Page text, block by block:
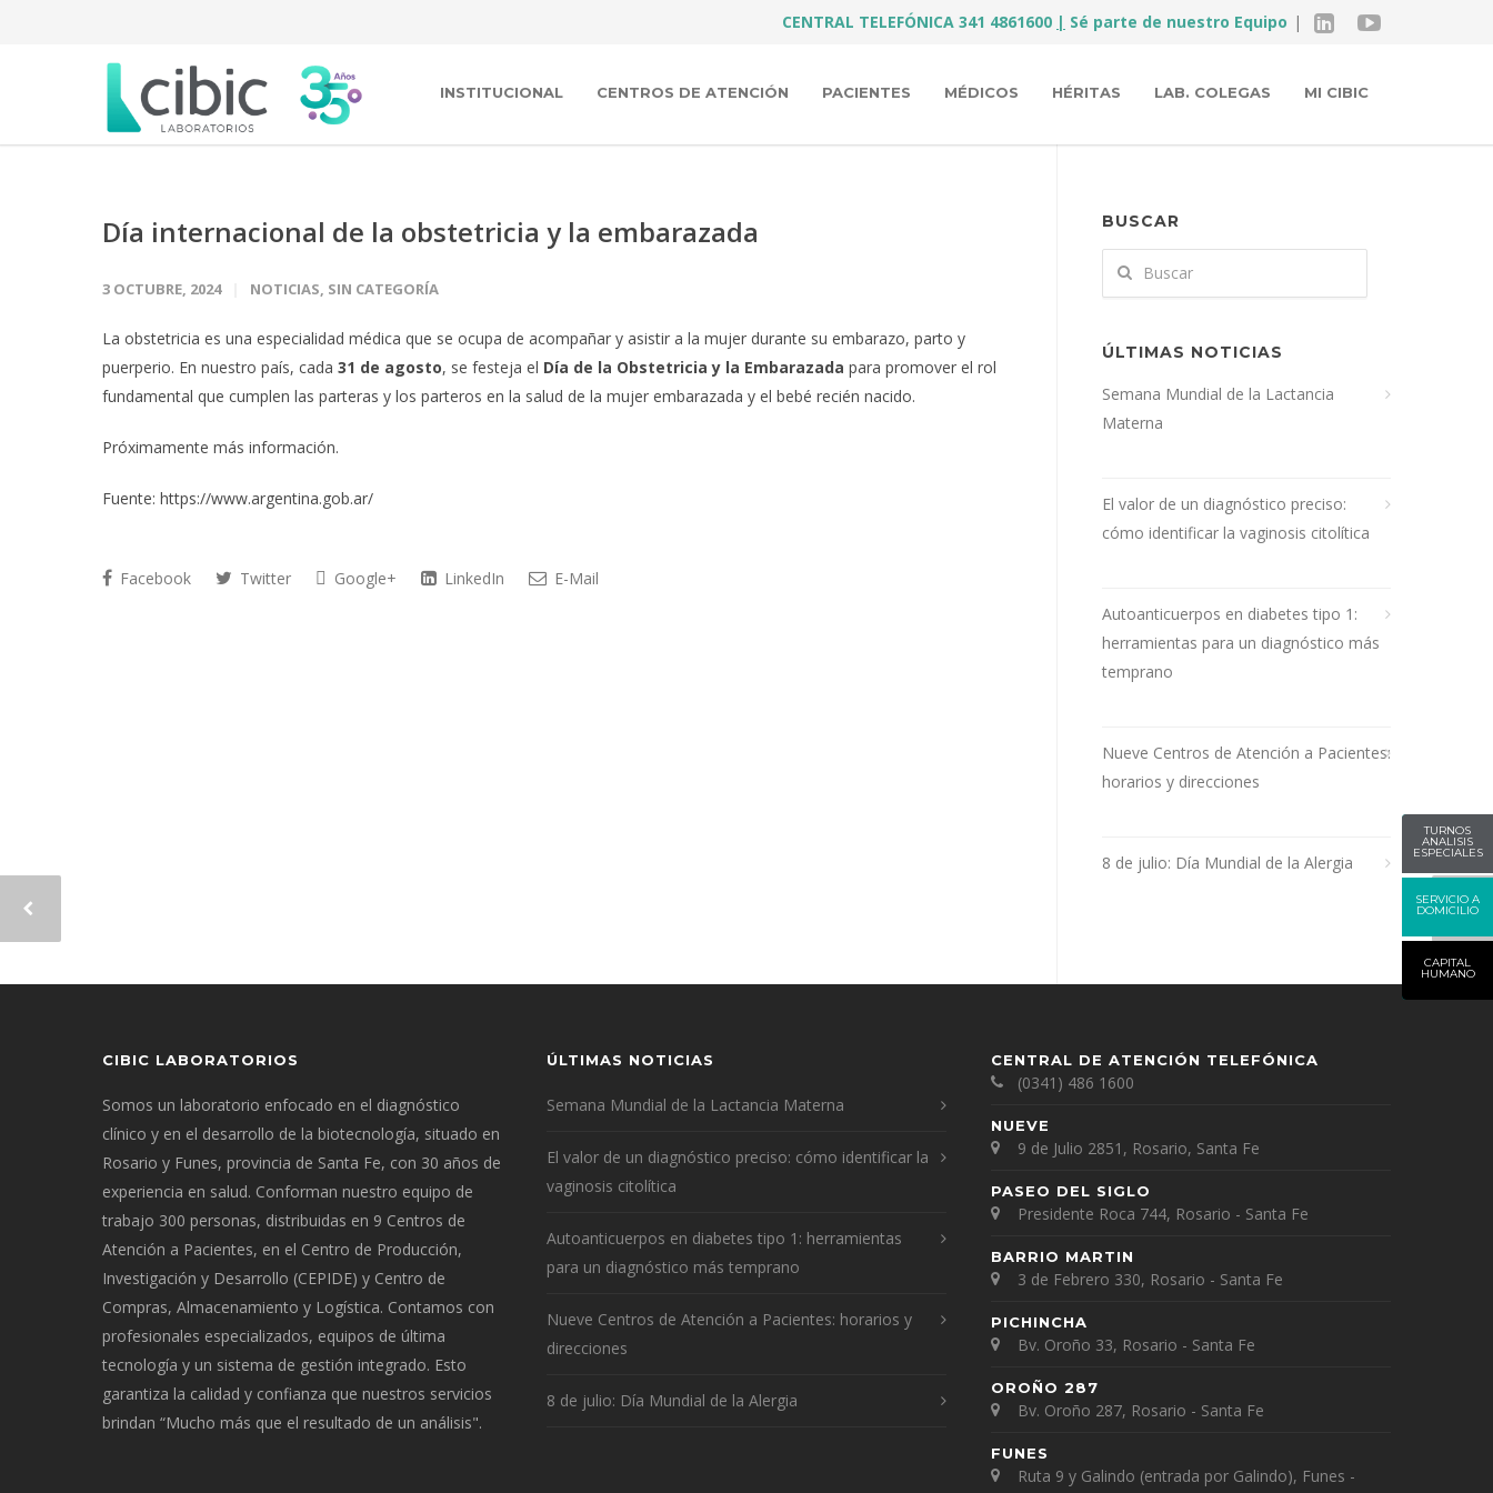
CENTRAL TELEFÓNICA 341 4861600 | Sé parte de nuestro Equipo
INSTITUCIONAL CENTROS DE ATENCIÓN PACIENTES MÉDICOS HÉRITAS LAB. COLEGAS MI CIBIC
Día internacional de la obstetricia y la embarazada
3 OCTUBRE, 2024 NOTICIAS, SIN CATEGORÍA
La obstetricia es una especialidad médica que se ocupa de acompañar y asistir a la mujer durante su embarazo, parto y
puerperio. En nuestro país, cada 31 de agosto, se festeja el Día de la Obstetricia y la Embarazada para promover el rol
fundamental que cumplen las parteras y los parteros en la salud de la mujer embarazada y el bebé recién nacido.
Próximamente más información.
Fuente: https://www.argentina.gob.ar/
Facebook Twitter Google+ LinkedIn E-Mail
BUSCAR
ÚLTIMAS NOTICIAS
Semana Mundial de la Lactancia
Materna
El valor de un diagnóstico preciso:
cómo identificar la vaginosis citolítica
Autoanticuerpos en diabetes tipo 1:
herramientas para un diagnóstico más
temprano
Nueve Centros de Atención a Pacientes:
horarios y direcciones
8 de julio: Día Mundial de la Alergia
CIBIC LABORATORIOS
Somos un laboratorio enfocado en el diagnóstico
clínico y en el desarrollo de la biotecnología, situado en
Rosario y Funes, provincia de Santa Fe, con 30 años de
experiencia en salud. Conforman nuestro equipo de
trabajo 300 personas, distribuidas en 9 Centros de
Atención a Pacientes, en el Centro de Producción,
Investigación y Desarrollo (CEPIDE) y Centro de
Compras, Almacenamiento y Logística. Contamos con
profesionales especializados, equipos de última
tecnología y un sistema de gestión integrado. Esto
garantiza la calidad y confianza que nuestros servicios
brindan “Mucho más que el resultado de un análisis".
ÚLTIMAS NOTICIAS
Semana Mundial de la Lactancia Materna
El valor de un diagnóstico preciso: cómo identificar la
vaginosis citolítica
Autoanticuerpos en diabetes tipo 1: herramientas
para un diagnóstico más temprano
Nueve Centros de Atención a Pacientes: horarios y
direcciones
8 de julio: Día Mundial de la Alergia
CENTRAL DE ATENCIÓN TELEFÓNICA
(0341) 486 1600
NUEVE
9 de Julio 2851, Rosario, Santa Fe
PASEO DEL SIGLO
Presidente Roca 744, Rosario - Santa Fe
BARRIO MARTIN
3 de Febrero 330, Rosario - Santa Fe
PICHINCHA
Bv. Oroño 33, Rosario - Santa Fe
OROÑO 287
Bv. Oroño 287, Rosario - Santa Fe
FUNES
Ruta 9 y Galindo (entrada por Galindo), Funes -
TURNOS
ANALISIS
ESPECIALES
SERVICIO A
DOMICILIO
CAPITAL
HUMANO